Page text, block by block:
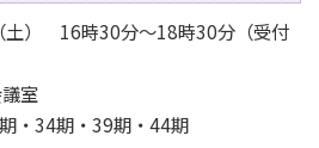
土） 16時30分～18時30分（受付
室
・34期・39期・44期